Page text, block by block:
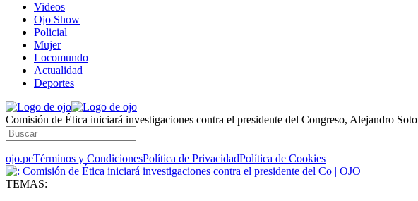
Videos
Ojo Show
Policial
Mujer
Locomundo
Actualidad
Deportes
Comisión de Ética iniciará investigaciones contra el presidente del Congreso, Alejandro Soto
ojo.peTérminos y CondicionesPolítica de PrivacidadPolítica de Cookies
TEMAS: